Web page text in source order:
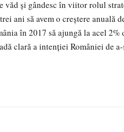
văd şi gândesc în viitor rolul
ani să avem o creştere anuală
în 2017 să ajungă la acel 2%
clară a intenţiei României de